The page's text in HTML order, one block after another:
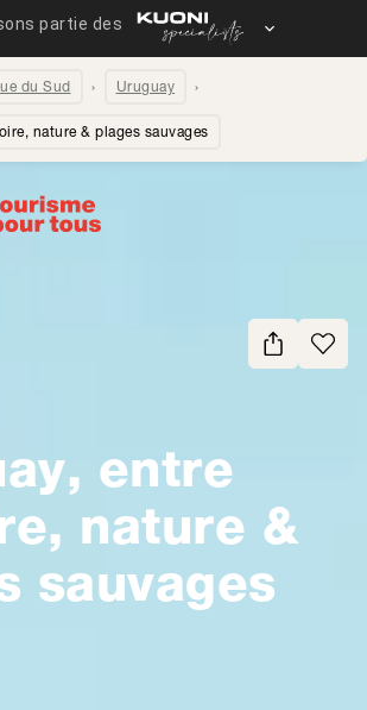
du Sud Uruguay
nature & plages sauvages
entre
nature &
sauvages